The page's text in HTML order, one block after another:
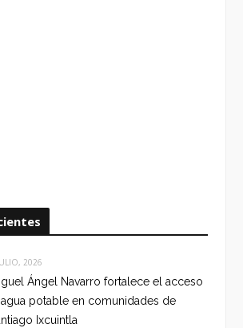
2026
Ángel Navarro fortalece el acceso
potable en comunidades de
Ixcuintla